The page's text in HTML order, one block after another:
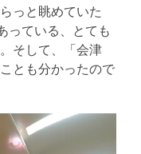
っと眺めていた
っている、とても
そして、「会津
とも分かったので